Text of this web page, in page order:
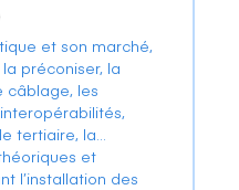
et son marché,
préconiser, la
câblage, les
tertiaire, la
et
l’installation des